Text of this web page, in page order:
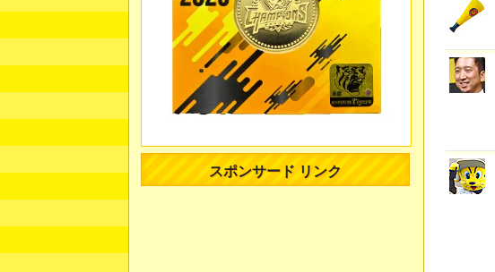
スポンサード リンク